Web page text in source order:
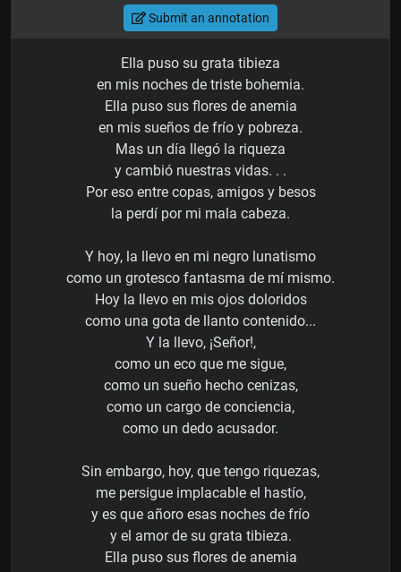
Submit an annotation
Ella puso su grata tibieza
en mis noches de triste bohemia.
Ella puso sus flores de anemia
en mis sueños de frío y pobreza.
Mas un día llegó la riqueza
y cambió nuestras vidas. . .
Por eso entre copas, amigos y besos
la perdí por mi mala cabeza.
Y hoy, la llevo en mi negro lunatismo
como un grotesco fantasma de mí mismo.
Hoy la llevo en mis ojos doloridos
como una gota de llanto contenido...
Y la llevo, ¡Señor!,
como un eco que me sigue,
como un sueño hecho cenizas,
como un cargo de conciencia,
como un dedo acusador.
Sin embargo, hoy, que tengo riquezas,
me persigue implacable el hastío,
y es que añoro esas noches de frío
y el amor de su grata tibieza.
Ella puso sus flores de anemia